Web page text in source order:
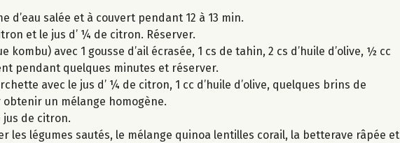
d’eau salée et à couvert pendant 12 à 13 min.
et le jus d’ ¼ de citron. Réserver.
avec 1 gousse d’ail écrasée, 1 cs de tahin, 2 cs d’huile d’olive, ½ cc
pendant quelques minutes et réserver.
avec le jus d’ ¼ de citron, 1 cc d’huile d’olive, quelques brins de
un mélange homogène.
jus de citron.
les légumes sautés, le mélange quinoa lentilles corail, la betterave râpée et